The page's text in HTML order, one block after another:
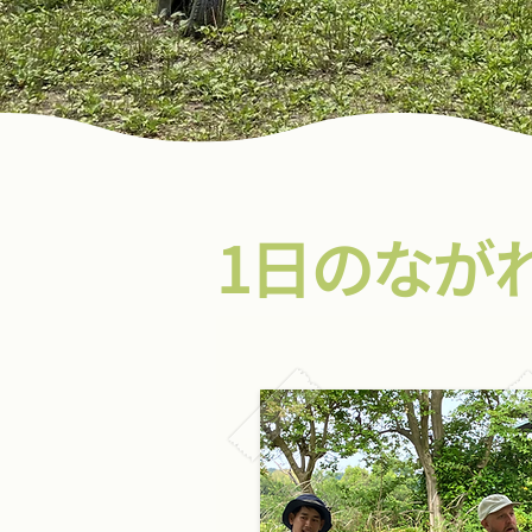
​1日のなが